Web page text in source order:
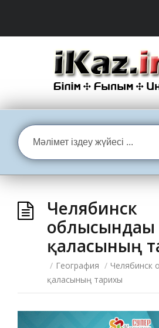
Челябинск
қаласының
/ География / Челябинск
қаласының тарихы